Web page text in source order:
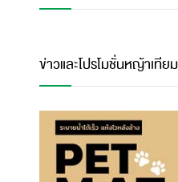
ข่าวและโปรโมชั่นหญ้าเทียม